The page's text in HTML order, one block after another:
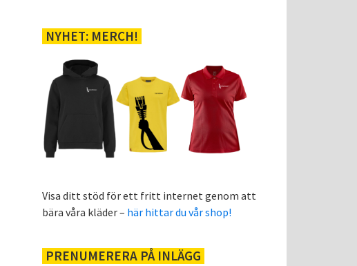
NYHET: MERCH!
Visa ditt stöd för ett fritt internet genom att
bära våra kläder – här hittar du vår shop!
PRENUMERERA PÅ INLÄGG